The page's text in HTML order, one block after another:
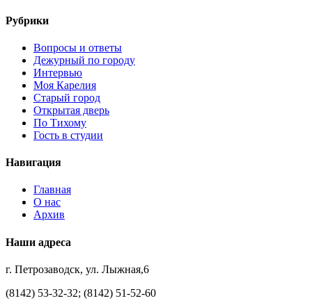
Рубрики
Вопросы и ответы
Дежурный по городу
Интервью
Моя Карелия
Старый город
Открытая дверь
По Тихому
Гость в студии
Навигация
Главная
О нас
Архив
Наши адреса
г. Петрозаводск, ул. Лыжная,6
(8142) 53-32-32; (8142) 51-52-60